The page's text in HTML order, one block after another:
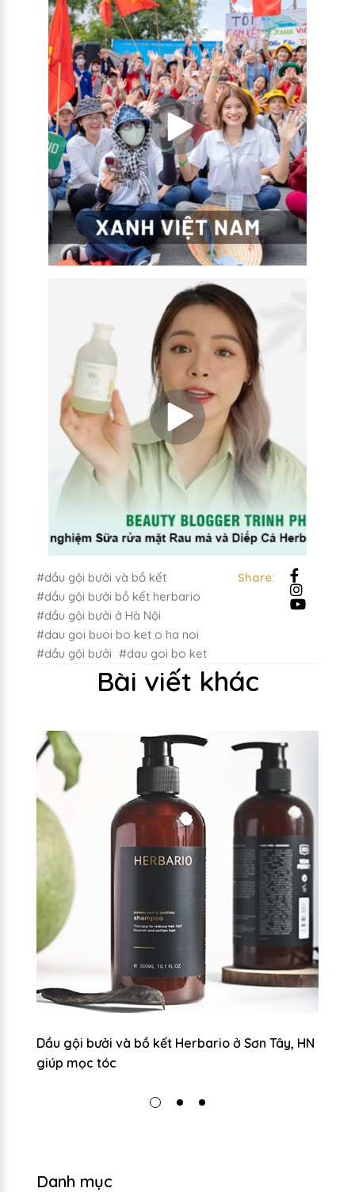
#dầu gội bưởi và bồ kết
#dầu gội bưởi bồ kết herbario
#dầu gội bưởi ở Hà Nội
#dau goi buoi bo ket o ha noi
#dầu gội bưởi #dau goi bo ket
Share:
Bài viết khác
Dầu gội bưởi và bồ kết Herbario ở Sơn Tây, HN
giúp mọc tóc
Danh mục